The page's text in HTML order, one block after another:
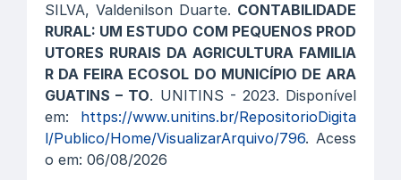
SILVA, Valdenilson Duarte. CONTABILIDADE
RURAL: UM ESTUDO COM PEQUENOS PROD
UTORES RURAIS DA AGRICULTURA FAMILIA
R DA FEIRA ECOSOL DO MUNICÍPIO DE ARA
GUATINS – TO. UNITINS - 2023. Disponível
em: https://www.unitins.br/RepositorioDigita
l/Publico/Home/VisualizarArquivo/796. Acess
o em: 06/08/2026